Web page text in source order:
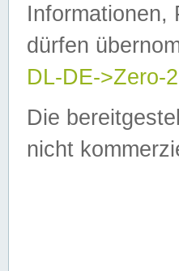
Informationen,
dürfen
DL-DE->Zero-
Die
nicht